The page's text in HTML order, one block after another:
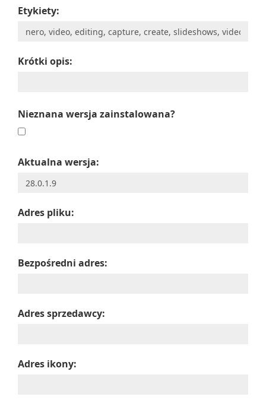
Etykiety:
Krótki opis:
Nieznana wersja zainstalowana?
Aktualna wersja:
Adres pliku:
Bezpośredni adres:
Adres sprzedawcy:
Adres ikony: